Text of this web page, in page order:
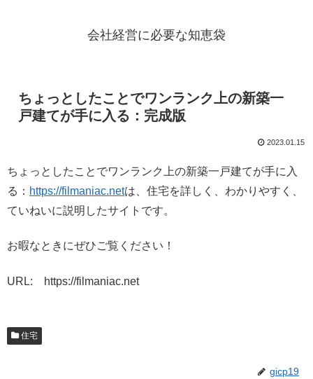
会社経営に必要な知恵袋
ちょっとしたことでワンランク上の新築一
戸建てが手に入る：完成版
2023.01.15
ちょっとしたことでワンランク上の新築一戸建てが手に入
る： https://filmaniac.netは、住宅を詳しく、わかりやすく、
ていねいに説明したサイトです。
お暇なときにぜひご覧ください！
URL: https://filmaniac.net
住宅
gicp19